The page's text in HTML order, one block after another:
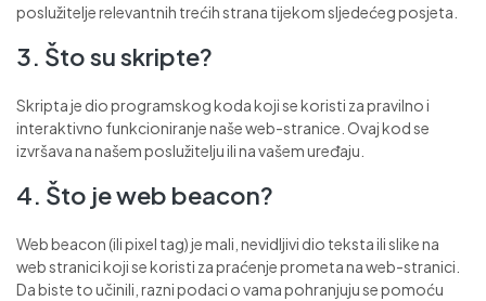
poslužitelje relevantnih trećih strana tijekom sljedećeg posjeta.
3. Što su skripte?
Skripta je dio programskog koda koji se koristi za pravilno i
interaktivno funkcioniranje naše web-stranice. Ovaj kod se
izvršava na našem poslužitelju ili na vašem uređaju.
4. Što je web beacon?
Web beacon (ili pixel tag) je mali, nevidljivi dio teksta ili slike na
web stranici koji se koristi za praćenje prometa na web-stranici.
Da biste to učinili, razni podaci o vama pohranjuju se pomoću